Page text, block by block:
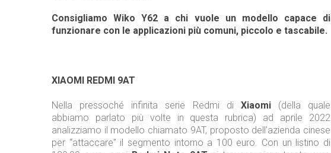
Consigliamo Wiko Y62 a chi vuole un modello capace di
funzionare con le applicazioni più comuni, piccolo e tascabile.
XIAOMI REDMI 9AT
Nella pressoché infinita serie Redmi di Xiaomi(della quale
abbiamo parlato più volte in questa rubrica) ad aprile 2022
analizziamo il modello chiamato 9AT, proposto dell’azienda cinese
per “attaccare” il segmento intorno a 100 euro. Con un listino di